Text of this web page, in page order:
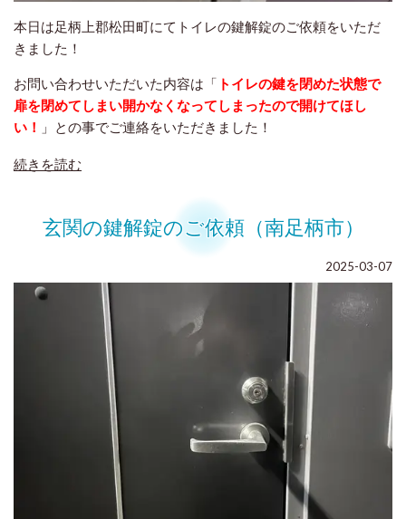
本日は足柄上郡松田町にてトイレの鍵解錠のご依頼をいただ
きました！
お問い合わせいただいた内容は「 トイレの鍵を閉めた状態で
扉を閉めてしまい開かなくなってしまったので開けてほし
い！
」との事でご連絡をいただきました！
続きを読む
玄関の鍵解錠のご依頼（南足柄市）
2025-03-07